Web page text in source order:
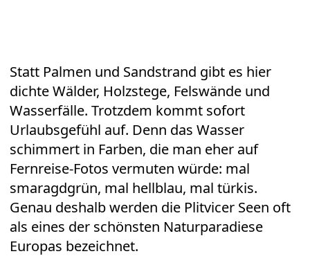
Statt Palmen und Sandstrand gibt es hier
dichte Wälder, Holzstege, Felswände und
Wasserfälle. Trotzdem kommt sofort
Urlaubsgefühl auf. Denn das Wasser
schimmert in Farben, die man eher auf
Fernreise-Fotos vermuten würde: mal
smaragdgrün, mal hellblau, mal türkis.
Genau deshalb werden die Plitvicer Seen oft
als eines der schönsten Naturparadiese
Europas bezeichnet.